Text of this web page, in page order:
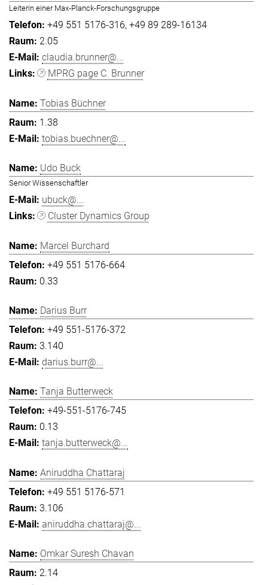
Leiterin einer Max-Planck-Forschungsgruppe
+49 551 5176-316 +49 89 289-16134
2.05
claudia.brunner@...
MPRG page C. Brunner
Tobias Büchner
1.38
tobias.buechner@...
Udo Buck
Senior Wissenschaftler
ubuck@...
Cluster Dynamics Group
Marcel Burchard
+49 551 5176-664
0.33
Darius Burr
+49 551-5176-372
3.140
darius.burr@...
Tanja Butterweck
+49-551-5176-745
0.13
tanja.butterweck@...
Aniruddha Chattaraj
+49 551 5176-571
3.106
aniruddha.chattaraj@...
Omkar Suresh Chavan
2.14